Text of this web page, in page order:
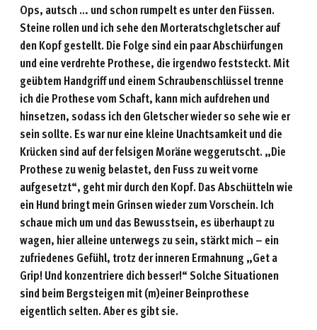
Ops, autsch … und schon rumpelt es unter den Füssen.
Steine rollen und ich sehe den Morteratschgletscher auf
den Kopf gestellt. Die Folge sind ein paar Abschürfungen
und eine verdrehte Prothese, die irgendwo feststeckt. Mit
geübtem Handgriff und einem Schraubenschlüssel trenne
ich die Prothese vom Schaft, kann mich aufdrehen und
hinsetzen, sodass ich den Gletscher wieder so sehe wie er
sein sollte. Es war nur eine kleine Unachtsamkeit und die
Krücken sind auf der felsigen Moräne weggerutscht. „Die
Prothese zu wenig belastet, den Fuss zu weit vorne
aufgesetzt“, geht mir durch den Kopf. Das Abschütteln wie
ein Hund bringt mein Grinsen wieder zum Vorschein. Ich
schaue mich um und das Bewusstsein, es überhaupt zu
wagen, hier alleine unterwegs zu sein, stärkt mich – ein
zufriedenes Gefühl, trotz der inneren Ermahnung „Get a
Grip! Und konzentriere dich besser!“ Solche Situationen
sind beim Bergsteigen mit (m)einer Beinprothese
eigentlich selten. Aber es gibt sie.